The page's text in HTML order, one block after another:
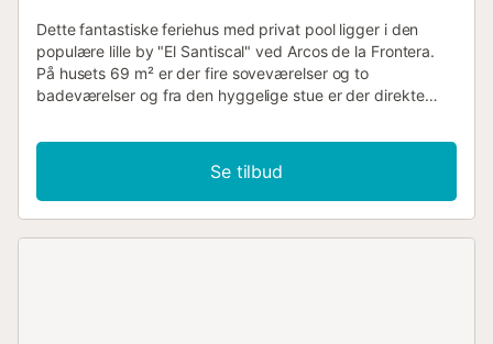
Dette fantastiske feriehus med privat pool ligger i den
populære lille by "El Santiscal" ved Arcos de la Frontera.
På husets 69 m² er der fire soveværelser og to
badeværelser og fra den hyggelige stue er der direkte
ved en sø, med en skøn udsigt over byen, omgivelserne
og til helt uforglemmelige solnedgange. Huset ligger kun
fem minutter fra søen, hvor I kan fiske og dyrke mange
former for vandsport. Her er der også en pragtfuld
Se tilbud